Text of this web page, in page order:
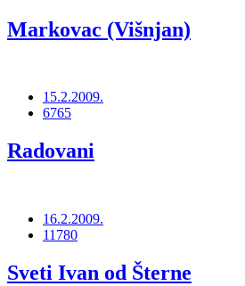
Markovac (Višnjan)
15.2.2009.
6765
Radovani
16.2.2009.
11780
Sveti Ivan od Šterne